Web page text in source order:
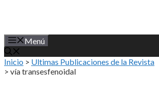
Menú
Inicio > Ultimas Publicaciones de la Revista
> vía transesfenoidal